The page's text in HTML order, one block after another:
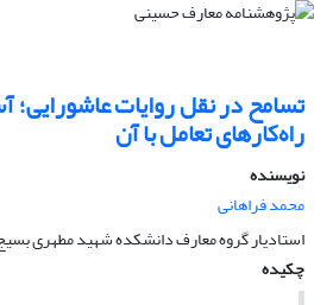
تسامح در نقل روایات عاشورایی؛
راه‌کارهای تعامل با آن
نویسنده
محمد فراهانی
استادیار گروه معارف دانشکده شهید مطهری
چکیده